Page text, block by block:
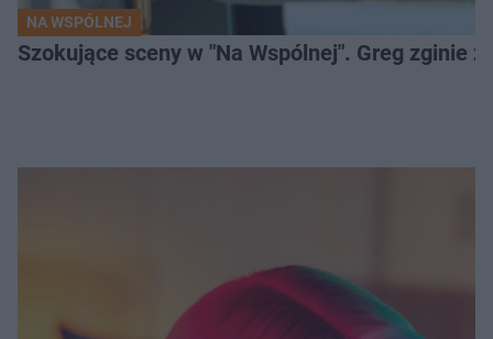
NA WSPÓLNEJ
Szokujące sceny w "Na Wspólnej". Greg zginie z